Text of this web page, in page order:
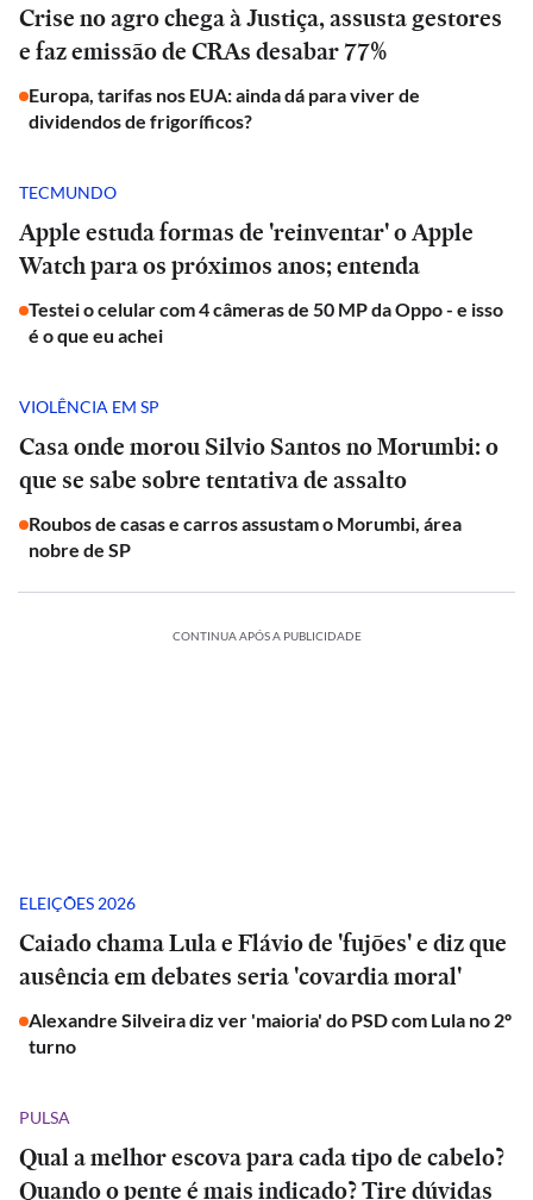
Crise no agro chega à Justiça, assusta gestores
e faz emissão de CRAs desabar 77%
Europa, tarifas nos EUA: ainda dá para viver de
dividendos de frigoríficos?
TECMUNDO
Apple estuda formas de 'reinventar' o Apple
Watch para os próximos anos; entenda
Testei o celular com 4 câmeras de 50 MP da Oppo - e isso
é o que eu achei
VIOLÊNCIA EM SP
Casa onde morou Silvio Santos no Morumbi: o
que se sabe sobre tentativa de assalto
Roubos de casas e carros assustam o Morumbi, área
nobre de SP
CONTINUA APÓS A PUBLICIDADE
ELEIÇÕES 2026
Caiado chama Lula e Flávio de 'fujões' e diz que
ausência em debates seria 'covardia moral'
Alexandre Silveira diz ver 'maioria' do PSD com Lula no 2º
turno
PULSA
Qual a melhor escova para cada tipo de cabelo?
Quando o pente é mais indicado? Tire dúvidas